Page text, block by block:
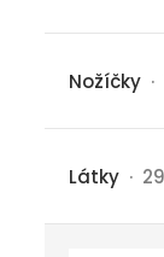
Nožíčky
Látky ·